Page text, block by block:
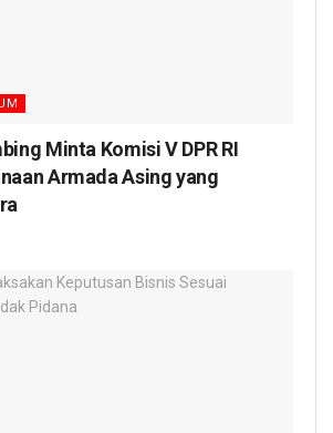
Minta Komisi V DPR RI
Armada Asing yang